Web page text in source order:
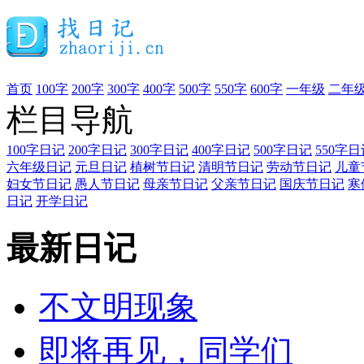
首页 100字 200字 300字 400字 500字 550字 600字 一年级 二年
栏目导航
100字日记 200字日记 300字日记 400字日记 500字日记 550字日
六年级日记 元旦日记 植树节日记 清明节日记 劳动节日记 儿
妇女节日记 愚人节日记 母亲节日记 父亲节日记 国庆节日记 寒
日记 开学日记
最新日记
不文明现象
即将再见，同学们